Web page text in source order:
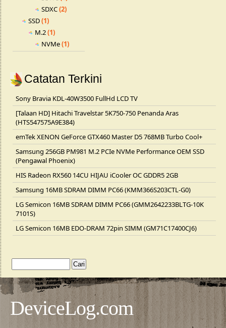
SDXC(2)
SSD(1)
M.2(1)
NVMe(1)
Catatan Terkini
Sony Bravia KDL-40W3500 FullHd LCD TV
[Talaan HD] Hitachi Travelstar 5K750-750 Penanda Aras
(HTS547575A9E384)
emTek XENON GeForce GTX460 Master D5 768MB Turbo Cool+
Samsung 256GB PM981 M.2 PCIe NVMe Performance OEM SSD
(Pengawal Phoenix)
HIS Radeon RX560 14CU HIJAU iCooler OC GDDR5 2GB
Samsung 16MB SDRAM DIMM PC66 (KMM366S203CTL-G0)
LG Semicon 16MB SDRAM DIMM PC66 (GMM2642233BLTG-10K
7101S)
LG Semicon 16MB EDO-DRAM 72pin SIMM (GM71C17400CJ6)
DeviceLog.com